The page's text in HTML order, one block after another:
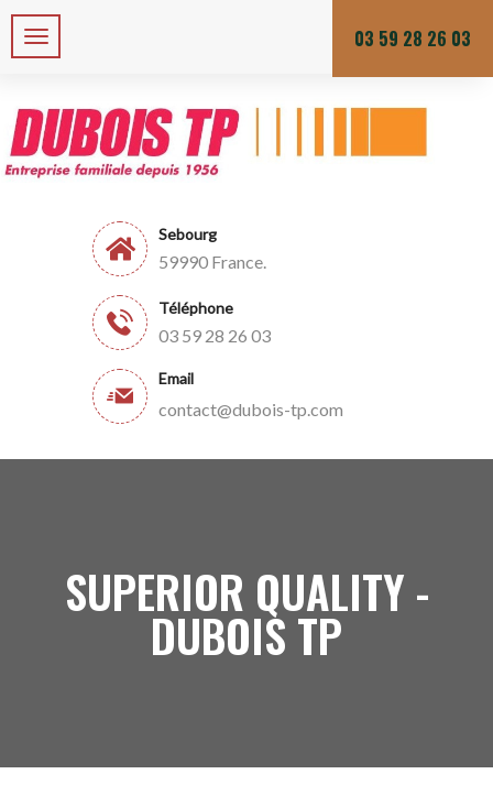
Zone de chalandises ou d’intervention : 25 KM Du lundi au vendredi
Sebourg
59990 France.
Téléphone
03 59 28 26 03
Email
contact@dubois-tp.com
03 59 28 26 03
SUPERIOR QUALITY -
DUBOIS TP